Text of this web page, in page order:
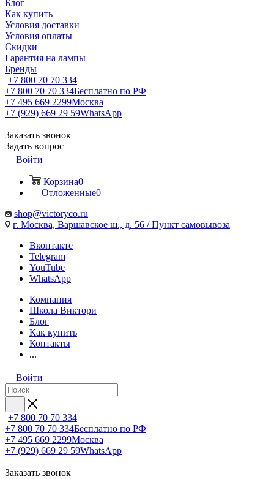
Блог
Как купить
Условия доставки
Условия оплаты
Скидки
Гарантия на лампы
Бренды
+7 800 70 70 334
+7 800 70 70 334Бесплатно по РФ
+7 495 669 2299Москва
+7 (929) 669 29 59WhatsApp
Заказать звонок
Задать вопрос
Войти
Корзина0
Отложенные0
shop@victoryco.ru
г. Москва, Варшавское ш., д. 56 / Пункт самовывоза
Вконтакте
Telegram
YouTube
WhatsApp
Компания
Школа Виктори
Блог
Как купить
Контакты
...
Войти
+7 800 70 70 334
+7 800 70 70 334Бесплатно по РФ
+7 495 669 2299Москва
+7 (929) 669 29 59WhatsApp
Заказать звонок